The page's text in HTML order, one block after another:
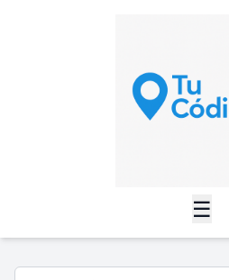
☰